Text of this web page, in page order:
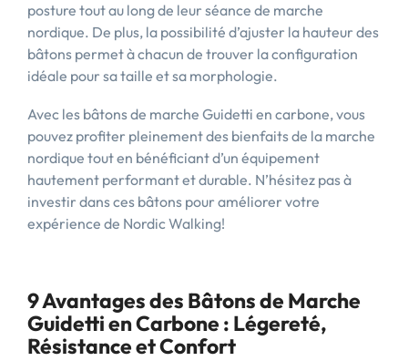
posture tout au long de leur séance de marche
nordique. De plus, la possibilité d’ajuster la hauteur des
bâtons permet à chacun de trouver la configuration
idéale pour sa taille et sa morphologie.
Avec les bâtons de marche Guidetti en carbone, vous
pouvez profiter pleinement des bienfaits de la marche
nordique tout en bénéficiant d’un équipement
hautement performant et durable. N’hésitez pas à
investir dans ces bâtons pour améliorer votre
expérience de Nordic Walking!
9 Avantages des Bâtons de Marche
Guidetti en Carbone : Légereté,
Résistance et Confort